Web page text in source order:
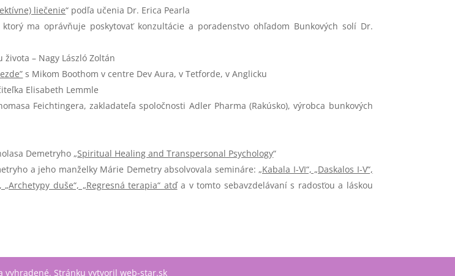
liečenie“ podľa učenia Dr. Erica Pearla
ktorý ma oprávňuje poskytovať konzultácie a poradenstvo ohľadom Bunkových solí Dr.
– Nagy László Zoltán
s Mikom Boothom v centre Dev Aura, v Tetforde, v Anglicku
Elisabeth Lemmle
Feichtingera, zakladateľa spoločnosti Adler Pharma (Rakúsko), výrobca bunkových
Demetryho „Spiritual Healing and Transpersonal Psychology“
a jeho manželky Márie Demetry absolvovala semináre:„Kabala I-VI“, „Daskalos I-V“,
duše“, „Regresná terapia“ atďa v tomto sebavzdelávaní s radosťou a láskou
vyhradené. Stránku vytvoril web-star.sk